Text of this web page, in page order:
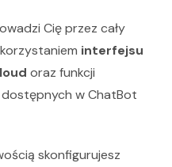
Cię przez cały
interfejsu
oraz funkcji
w ChatBot
skonfigurujesz